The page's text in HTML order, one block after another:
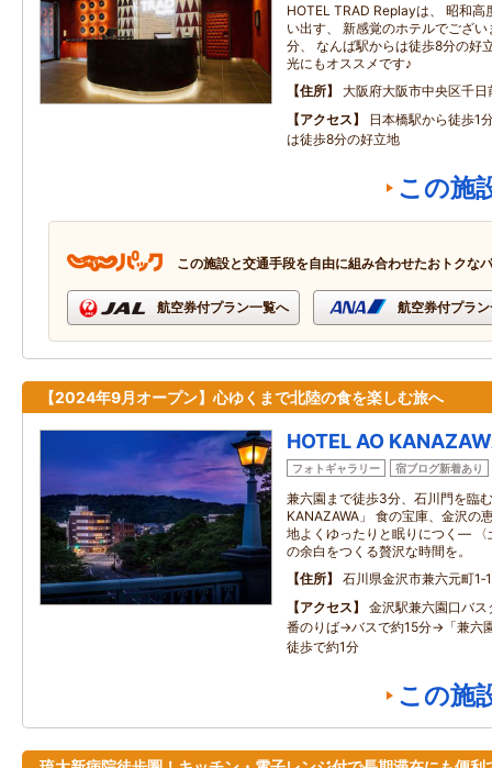
HOTEL TRAD Replayは、 昭和高
い出す、 新感覚のホテルでござ
分、 なんば駅からは徒歩8分の好
光にもオススメです♪
住所
大阪府大阪市中央区千
アクセス
日本橋駅から徒歩1
は徒歩8分の好立地
この施
この施設と交通手段を自由に組み合わせたおトクな
航空券付プラン一覧へ 航空券付プラ
【2024年9月オープン】心ゆくまで北陸の食を楽しむ旅へ
HOTEL AO
フォトギャラリー 宿ブログ新着あり
兼六園まで徒歩3分、石川門を臨
KANAZAWA」 食の宝庫、金沢の
地よくゆったりと眠りにつく― 〈
の余白をつくる贅沢な時間を。
住所
石川県金沢市兼六元町1‐1
アクセス
金沢駅兼六園口バ
番のりば→バスで約15分→「兼六
徒歩で約1分
この施